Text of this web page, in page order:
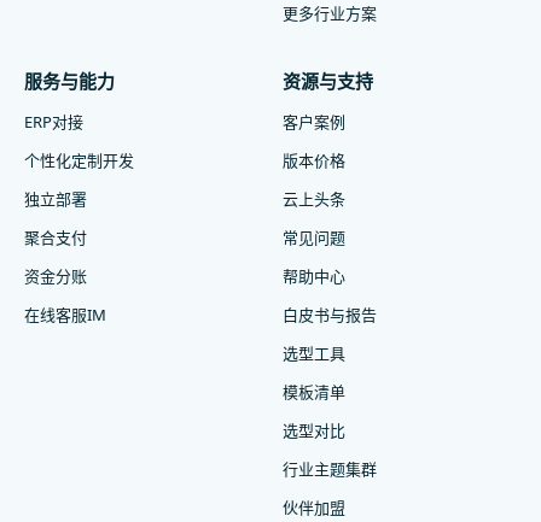
更多行业方案
服务与能力
ERP对接
个性化定制开发
独立部署
聚合支付
资金分账
在线客服IM
资源与支持
客户案例
版本价格
云上头条
常见问题
帮助中心
白皮书与报告
选型工具
模板清单
选型对比
行业主题集群
伙伴加盟